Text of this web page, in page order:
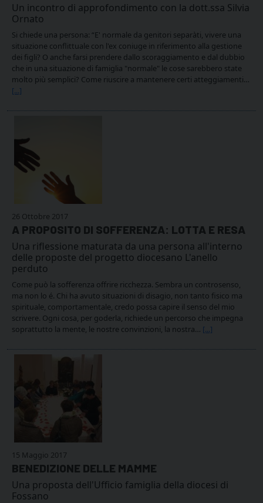
Un incontro di approfondimento con la dott.ssa Silvia
Ornato
Si chiede una persona: “E' normale da genitori separàti, vivere una
situazione conflittuale con l'ex coniuge in riferimento alla gestione
dei figli? O anche farsi prendere dallo scoraggiamento e dal dubbio
che in una situazione di famiglia "normale" le cose sarebbero state
molto più semplici? Come riuscire a mantenere certi atteggiamenti…
[...]
26 Ottobre 2017
A PROPOSITO DI SOFFERENZA: LOTTA E RESA
Una riflessione maturata da una persona all'interno
delle proposte del progetto diocesano L'anello
perduto
Come può la sofferenza offrire ricchezza. Sembra un controsenso,
ma non lo é. Chi ha avuto situazioni di disagio, non tanto fisico ma
spirituale, comportamentale, credo possa capire il senso del mio
scrivere. Ogni cosa, per goderla, richiede un percorso che impegna
soprattutto la mente, le nostre convinzioni, la nostra… [...]
15 Maggio 2017
BENEDIZIONE DELLE MAMME
Una proposta dell'Ufficio famiglia della diocesi di
Fossano